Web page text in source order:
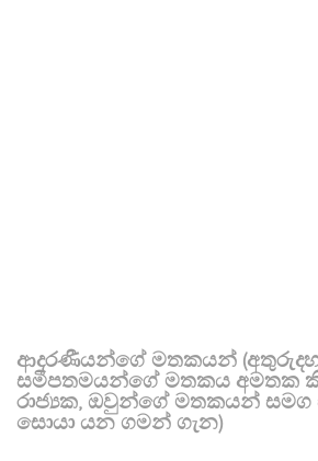
ආදරණීයන්ගේ මතකයන්
සමීපතමයන්ගේ මතකය අමතක
රාජ්‍යක, ඔවුන්ගේ මතකයන්
සොයා යන ගමන් ගැන)